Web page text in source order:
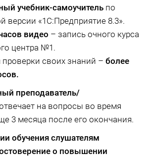
учебник-самоучитель по
версии «1С:Предприятие 8.3».
видео – запись очного курса
центра №1.
своих знаний – более
преподаватель/
на вопросы во время
3 месяца после его окончания.
обучения слушателям
о повышении